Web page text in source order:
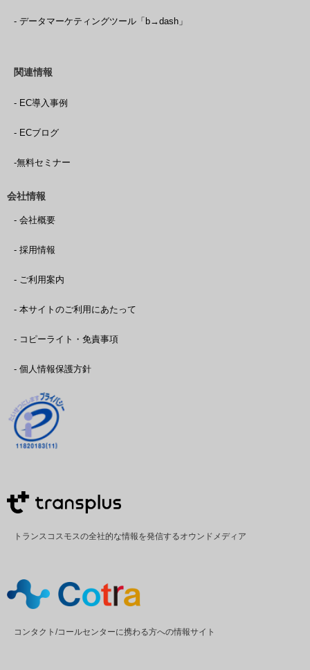
- データマーケティングツール「b→dash」
関連情報
- EC導入事例
- ECブログ
-無料セミナー
会社情報
- 会社概要
- 採用情報
- ご利用案内
- 本サイトのご利用にあたって
- コピーライト・免責事項
- 個人情報保護方針
トランスコスモスの全社的な情報を発信するオウンドメディア
コンタクト/コールセンターに携わる方への情報サイト